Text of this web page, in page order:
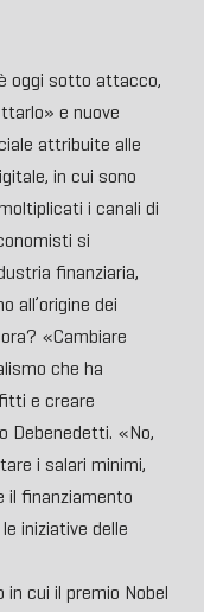
oggi sotto attacco,
e nuove
attribuite alle
in cui sono
i canali di
si
finanziaria,
all’origine dei
«Cambiare
che ha
e creare
Debenedetti. «No,
i salari minimi,
il finanziamento
iniziative delle
in cui il premio Nobel